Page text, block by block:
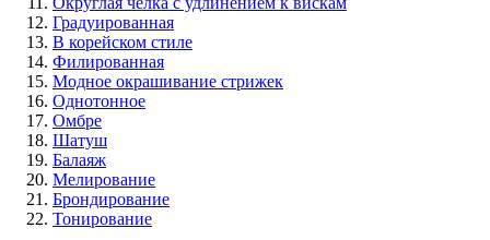
Градуированная
В корейском стиле
Филированная
Модное окрашивание стрижек
Однотонное
Омбре
Шатуш
Балаяж
Мелирование
Брондирование
Тонирование